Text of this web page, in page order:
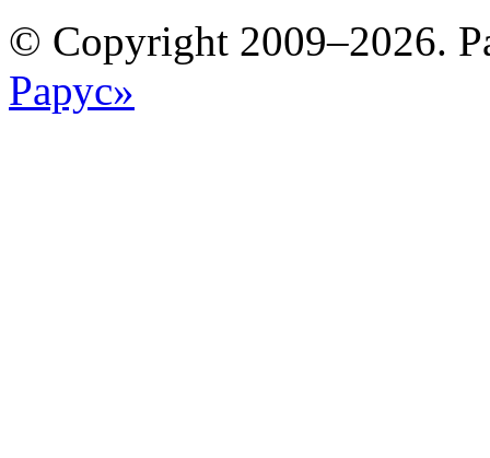
© Copyright 2009–2026.
Рарус»